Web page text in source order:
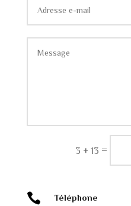
3 + 13 =
 Téléphone